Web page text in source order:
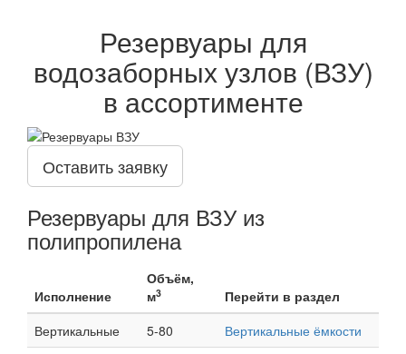
Резервуары для
водозаборных узлов (ВЗУ)
в ассортименте
Оставить заявку
Резервуары для ВЗУ из
полипропилена
Исполнение
Объём,
м3
Перейти в раздел
Вертикальные
5-80
Вертикальные ёмкости